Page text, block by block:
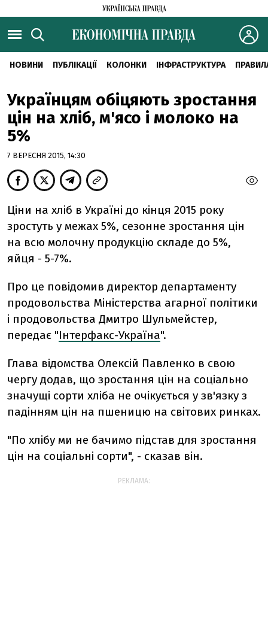
НОВИНИ ПУБЛІКАЦІЇ КОЛОНКИ ІНФРАСТРУКТУРА
Українцям обіцяють зростання
цін на хліб, м'ясо і молоко на
5%
7 ВЕРЕСНЯ 2015, 14:30
Ціни на хліб в Україні до кінця 2015 року
зростуть у межах 5%, сезонне зростання цін
на всю молочну продукцію складе до 5%,
яйця - 5-7%.
Про це повідомив директор департаменту
продовольства Міністерства агарної політики
і продовольства Дмитро Шульмейстер,
передає "Інтерфакс-Україна".
Глава відомства Олексій Павленко в свою
чергу додав, що зростання цін на соціально
значущі сорти хліба не очікується у зв'язку з
падінням цін на пшеницю на світових ринках.
"По хлібу ми не бачимо підстав для зростання
цін на соціальні сорти", - сказав він.
РЕКЛАМА: